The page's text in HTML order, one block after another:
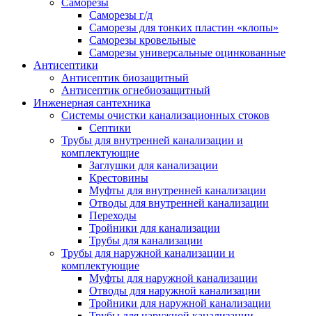
Саморезы г/д
Саморезы для тонких пластин «клопы»
Саморезы кровельные
Саморезы универсальные оцинкованные
Антисептики
Антисептик биозащитный
Антисептик огнебиозащитный
Инженерная сантехника
Системы очистки канализационных стоков
Септики
Трубы для внутренней канализации и
комплектующие
Заглушки для канализации
Крестовины
Муфты для внутренней канализации
Отводы для внутренней канализации
Переходы
Тройники для канализации
Трубы для канализации
Трубы для наружной канализации и
комплектующие
Муфты для наружной канализации
Отводы для наружной канализации
Тройники для наружной канализации